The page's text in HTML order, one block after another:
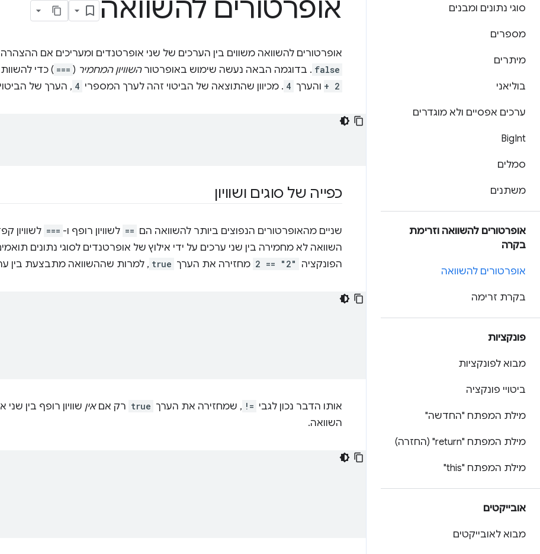
סוגי נתונים ומבנים
מספרים
מיתרים
בוליאני
ערכים אפסיים ולא מוגדרים
BigInt
סמלים
משתנים
אופרטורים להשוואה וזרימת
בקרה
אופרטורים להשוואה
בקרת זרימה
פונקציות
מבוא לפונקציות
ביטויי פונקציה
מילת המפתח "החדשה"
מילת המפתח "return" (החזרה)
מילת המפתח "this"
אובייקטים
מבוא לאובייקטים
אופרטורים להשוואה
אופרטורים להשוואה משווים בין הערכים של שני אופרטנדים ומעריכים אם
false . בדוגמה הבאה נעשה שימוש באופרטורהשוויון המחמיר (
=== ) כדי
+ 2 והערך 4 . מכיוון שהתוצאה של הביטוי זהה לערך המספרי 4 , הערך של
כפייה של סוגים ושוויון
שניים מהאופרטורים הנפוצים ביותר להשוואה הם == לשוויון רופף ו- === לשוויון
השוואה לא מחמירה בין שני ערכים על ידי אילוץ של אופרטנדים לסוגי נתונים
הפונקציה
2 == "2" מחזירה את הערך true , למרות שההשוואה מתבצעת בין
אותו הדבר נכון לגבי != , שמחזירה את הערך true רק אםאין שוויון רופף בין
השוואה.